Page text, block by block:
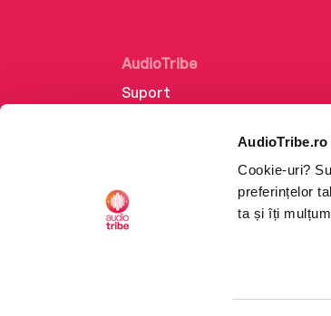
Cookie-uri?
preferințelor
ta și îți
AudioTribe
Suport
Retragere din comandă